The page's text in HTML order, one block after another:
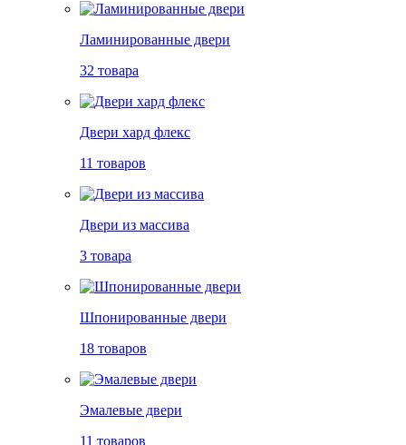
Ламинированные двери
32 товара
Двери хард флекс
11 товаров
Двери из массива
3 товара
Шпонированные двери
18 товаров
Эмалевые двери
11 товаров